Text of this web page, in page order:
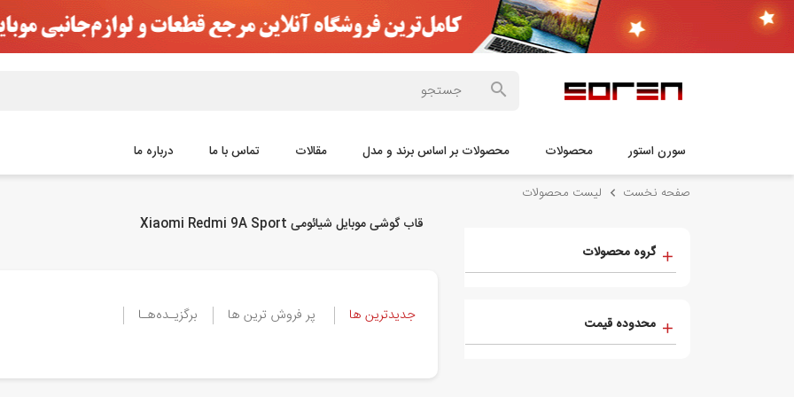
سورن استور محصولات محصولات بر اساس برند و مدل مقالات تماس با ما درباره ما
صفحه نخست لیست محصولات
گروه محصولات
محدوده قیمت
قاب گوشی موبایل شیائومی Xiaomi Redmi 9A Sport
جدیدترین ها پر فروش ترین ها برگزیـده‌هـا